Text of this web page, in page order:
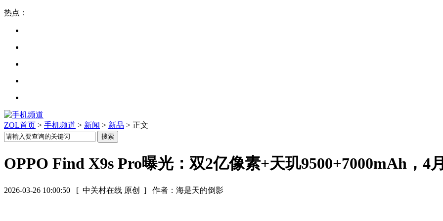
热点：
ZOL首页 > 手机频道 > 新闻 > 新品 > 正文
OPPO Find X9s Pro曝光：双2亿像素+天玑9500+7000mAh，4
2026-03-26 10:00:50 [ 中关村在线 原创 ] 作者：海是天的倒影